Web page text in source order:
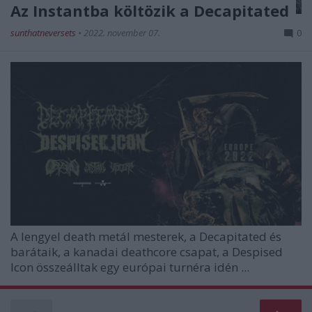
Az Instantba költözik a Decapitated
sunthatneversets • 2022. november 07. 0
A lengyel death metál mesterek, a Decapitated és
barátaik, a kanadai deathcore csapat, a Despised
Icon összeálltak egy európai turnéra idén ...